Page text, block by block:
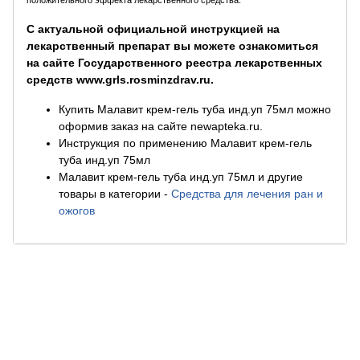
С актуальной официальной инструкцией на
лекарственный препарат вы можете ознакомиться
на сайте Государственного реестра лекарственных
средств www.grls.rosminzdrav.ru.
Купить Малавит крем-гель туба инд.уп 75мл можно
оформив заказ на сайте newapteka.ru.
Инструкция по применению Малавит крем-гель
туба инд.уп 75мл
Малавит крем-гель туба инд.уп 75мл и другие
товары в категории - Средства для лечения ран и
ожогов